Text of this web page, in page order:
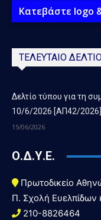
Κατεβάστε logo
ΤΕΛΕΥΤΑΙΟ
Δελτίο τύπου για τη
10/6/2026 [ΑΠ42/2026]
15/06/2026
Ο.Δ.Υ.Ε.
Πρωτοδικείο
Π. Σχολή Ευελπίδων
210-8826464